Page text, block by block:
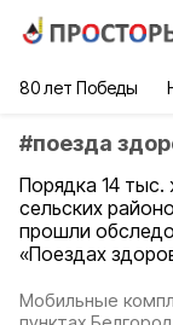
80 лет Победы
#поезда
Порядка 14 тыс.
сельских
прошли
«Поездах
Мобильные